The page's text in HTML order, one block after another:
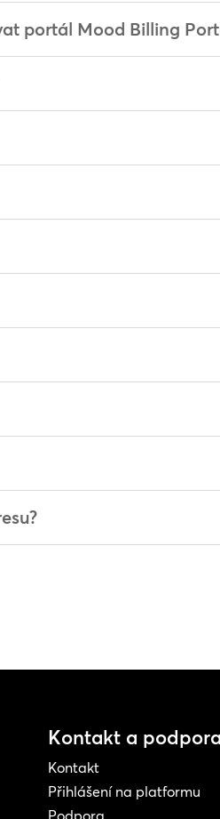
portál Mood Billing
Kontakt a
Kontakt
Přihlášení na platformu
Podpora